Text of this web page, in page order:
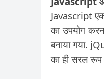
Javascript
का उपयोग
बनाया गया.
का ही सरल